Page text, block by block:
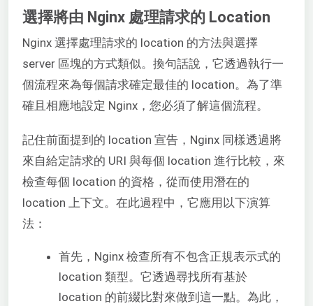
選擇將由 Nginx 處理請求的 Location
Nginx 選擇處理請求的 location 的方法與選擇
server 區塊的方式類似。換句話說，它透過執行一
個流程來為每個請求確定最佳的 location。為了準
確且相應地設定 Nginx，您必須了解這個流程。
記住前面提到的 location 宣告，Nginx 同樣透過將
來自給定請求的 URI 與每個 location 進行比較，來
檢查每個 location 的資格，從而使用潛在的
location 上下文。在此過程中，它應用以下演算
法：
首先，Nginx 檢查所有不包含正規表示式的
location 類型。它透過尋找所有基於
location 的前綴比對來做到這一點。為此，